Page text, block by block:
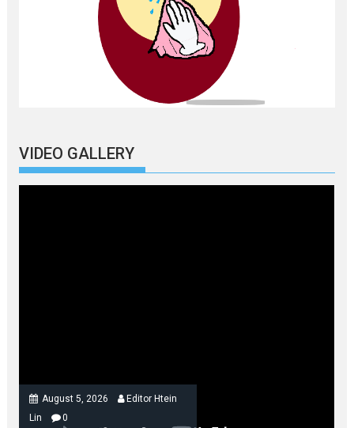
VIDEO GALLERY
August 5, 2026
Editor Htein
Lin
0